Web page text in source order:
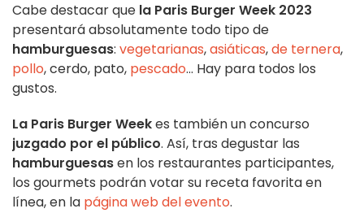
Cabe destacar que la Paris Burger Week 2023
presentará absolutamente todo tipo de
hamburguesas: vegetarianas,asiáticas,de ternera,
pollo, cerdo, pato, pescado... Hay para todos los
gustos.
La Paris Burger Weekes también un concurso
juzgado por el público. Así, tras degustar las
hamburguesasen los restaurantes participantes,
los gourmets podrán votar su receta favorita en
línea, en la página web del evento.